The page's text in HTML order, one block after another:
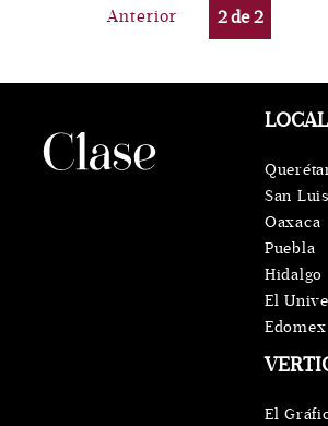
Anterior 2de2
El
San
Oaxaca
Puebla
Hidalgo
El
Edomex